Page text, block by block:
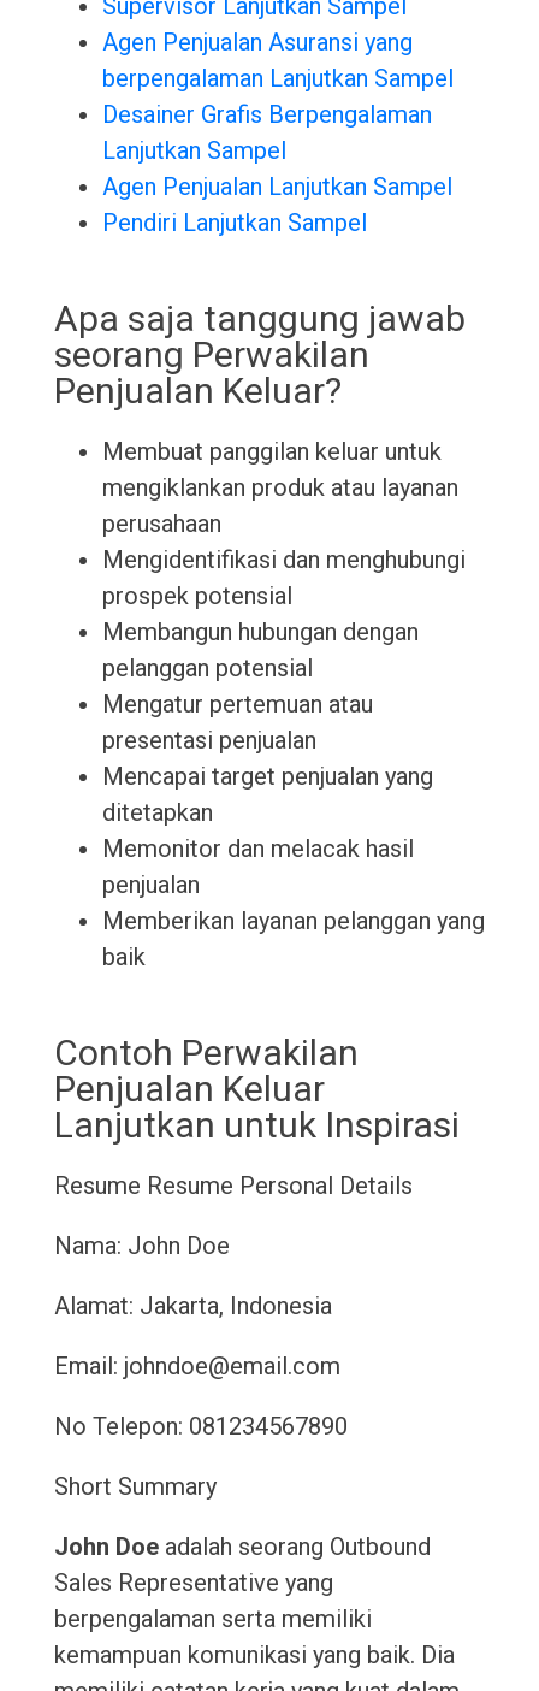
Supervisor Lanjutkan Sampel
Agen Penjualan Asuransi yang
berpengalaman Lanjutkan Sampel
Desainer Grafis Berpengalaman
Lanjutkan Sampel
Agen Penjualan Lanjutkan Sampel
Pendiri Lanjutkan Sampel
Apa saja tanggung jawab
seorang Perwakilan
Penjualan Keluar?
Membuat panggilan keluar untuk
mengiklankan produk atau layanan
perusahaan
Mengidentifikasi dan menghubungi
prospek potensial
Membangun hubungan dengan
pelanggan potensial
Mengatur pertemuan atau
presentasi penjualan
Mencapai target penjualan yang
ditetapkan
Memonitor dan melacak hasil
penjualan
Memberikan layanan pelanggan yang
baik
Contoh Perwakilan
Penjualan Keluar
Lanjutkan untuk Inspirasi
Resume Resume Personal Details
Nama: John Doe
Alamat: Jakarta, Indonesia
Email: johndoe@email.com
No Telepon: 081234567890
Short Summary
John Doeadalah seorang Outbound
Sales Representative yang
berpengalaman serta memiliki
kemampuan komunikasi yang baik. Dia